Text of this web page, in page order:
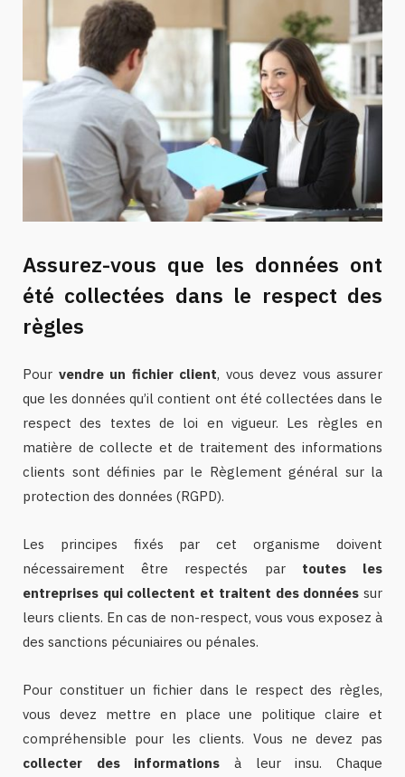
Assurez-vous que les données ont
été collectées dans le respect des
règles
Pour vendre un fichier client, vous devez vous assurer
que les données qu’il contient ont été collectées dans le
respect des textes de loi en vigueur. Les règles en
matière de collecte et de traitement des informations
clients sont définies par le Règlement général sur la
protection des données (RGPD).
Les principes fixés par cet organisme doivent
nécessairement être respectés par toutes les
entreprises qui collectent et traitent des données sur
leurs clients. En cas de non-respect, vous vous exposez à
des sanctions pécuniaires ou pénales.
Pour constituer un fichier dans le respect des règles,
vous devez mettre en place une politique claire et
compréhensible pour les clients. Vous ne devez pas
collecter des informations à leur insu. Chaque